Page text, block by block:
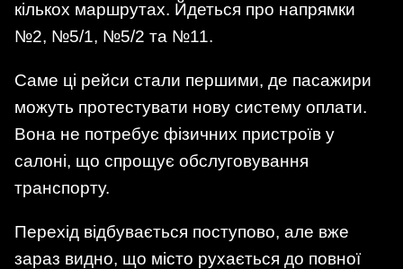
кількох маршрутах. Йдеться про напрямки
№2, №5/1, №5/2 та №11.
Саме ці рейси стали першими, де пасажири
можуть протестувати нову систему оплати.
Вона не потребує фізичних пристроїв у
салоні, що спрощує обслуговування
транспорту.
Перехід відбувається поступово, але вже
зараз видно, що місто рухається до повної